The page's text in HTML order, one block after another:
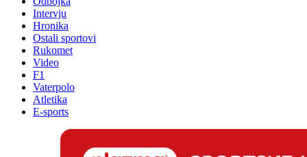
Intervju
Hronika
Ostali sportovi
Rukomet
Video
F1
Vaterpolo
Atletika
E-sports